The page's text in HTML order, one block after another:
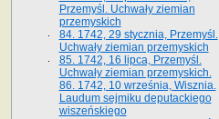
Przemyśl. Uchwały ziemian
przemyskich
84. 1742, 29 stycznia, Przemyśl.
Uchwały ziemian przemyskich
85. 1742, 16 lipca, Przemyśl.
Uchwały ziemian przemyskich.
86. 1742, 10 września, Wisznia.
Laudum sejmiku deputackiego
wiszeńskiego